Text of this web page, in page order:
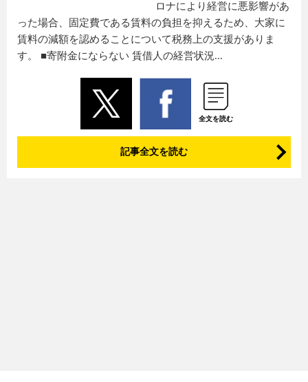
ロナにより経営に悪影響があ
った場合、固定費である賃料の負担を抑えるため、大家に
賃料の減額を認めることについて税務上の支援がありま
す。 ■寄附金にならない 賃借人の経営状況...
全文を読む
記事全文を読む